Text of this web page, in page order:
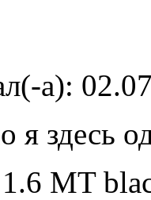
а):
я здесь
MT